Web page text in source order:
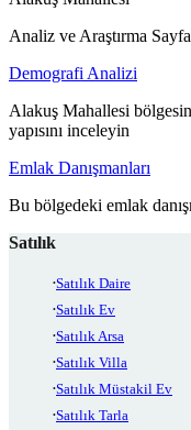
Analiz ve Araştırma
Demografi Analizi
Alakuş Mahallesi
yapısını inceleyin
Emlak Danışmanları
Bu bölgedeki emlak
Satılık
Satılık Daire
Satılık Ev
Satılık Arsa
Satılık Villa
Satılık Müstakil Ev
Satılık Tarla